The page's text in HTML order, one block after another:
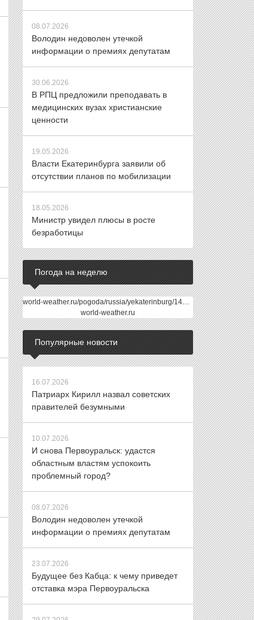
08.07.2026
Володин недоволен утечкой
информации о премиях депутатам
30.06.2026
В РПЦ предложили преподавать в
медицинских вузах христианские
ценности
19.05.2026
Власти Екатеринбурга заявили об
отсутствии планов по мобилизации
18.05.2026
Министр увидел плюсы в росте
безработицы
Погода на неделю
world-weather.ru/pogoda/russia/yekaterinburg/14days/
world-weather.ru
Популярные новости
16.07.2026
Патриарх Кирилл назвал советских
правителей безумными
10.07.2026
И снова Первоуральск: удастся
областным властям успокоить
проблемный город?
08.07.2026
Володин недоволен утечкой
информации о премиях депутатам
23.07.2026
Будущее без Кабца: к чему приведет
отставка мэра Первоуральска